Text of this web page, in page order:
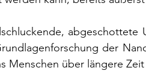
abgeschottete
der
Menschen über längere